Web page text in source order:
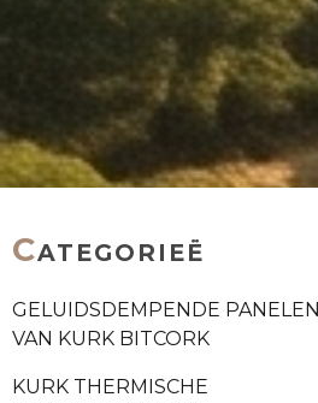
CATEGORIEË
GELUIDSDEMPENDE PANELEN
VAN KURK BITCORK
KURK THERMISCHE